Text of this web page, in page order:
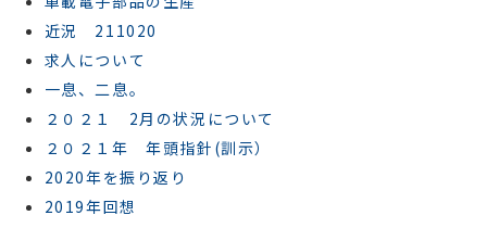
近況 211020
求人について
一息、二息。
２０２１ 2月の状況について
２０２１年 年頭指針(訓示）
2020年を振り返り
2019年回想